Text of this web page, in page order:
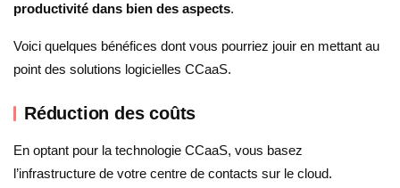
productivité dans bien des aspects.
Voici quelques bénéfices dont vous pourriez jouir en mettant au
point des solutions logicielles CCaaS.
Réduction des coûts
En optant pour la technologie CCaaS, vous basez
l’infrastructure de votre centre de contacts sur le cloud.